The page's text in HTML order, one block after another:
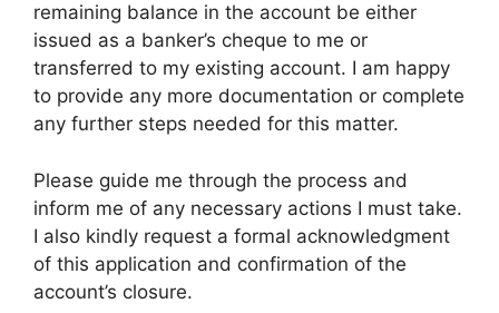
remaining balance in the account be either
issued as a banker’s cheque to me or
transferred to my existing account. I am happy
to provide any more documentation or complete
any further steps needed for this matter.
Please guide me through the process and
inform me of any necessary actions I must take.
I also kindly request a formal acknowledgment
of this application and confirmation of the
account’s closure.